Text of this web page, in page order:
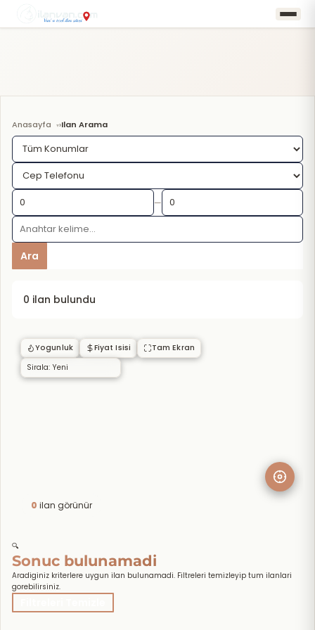
Anasayfa ›Ilan Arama
—
Ara
0 ilan bulundu
0 ilan görünür
Yogunluk Fiyat Isisi Tam Ekran
🔍
Sonuc bulunamadi
Aradiginiz kriterlere uygun ilan bulunamadi. Filtreleri temizleyip tum ilanlari
gorebilirsiniz.